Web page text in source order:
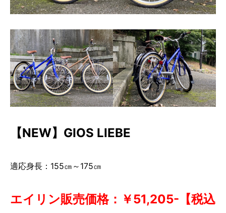
【NEW】GIOS LIEBE
適応身長：155㎝～175㎝
エイリン販売価格：￥51,205- 【税込